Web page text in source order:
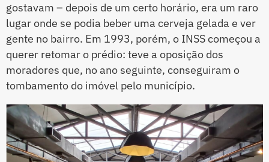
gostavam – depois de um certo horário, era um raro
lugar onde se podia beber uma cerveja gelada e ver
gente no bairro. Em 1993, porém, o INSS começou a
querer retomar o prédio: teve a oposição dos
moradores que, no ano seguinte, conseguiram o
tombamento do imóvel pelo município.